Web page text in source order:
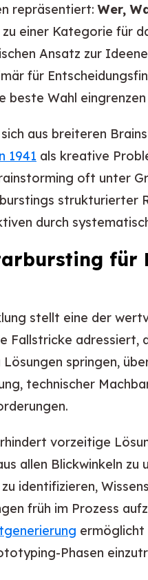
repräsentiert:Wer,
einer Kategorie für
Ansatz zur
für
beste Wahl eingrenzen
sich aus breiteren
1941 als kreative
oft unter
strukturierter
durch
für
stellt eine der
Fallstricke adressiert,
Lösungen springen,
technischer
vorzeitige
allen Blickwinkeln
identifizieren,
früh im Prozess
ermöglicht
Phasen